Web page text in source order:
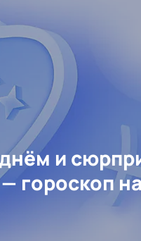
и
гороскоп